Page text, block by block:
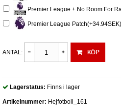
Premier League + No Room For
Premier League Patch(+34.94SEK)
ANTAL: KÖP
Lagerstatus: Finns i lager
Artikelnummer: Hejfotboll_161